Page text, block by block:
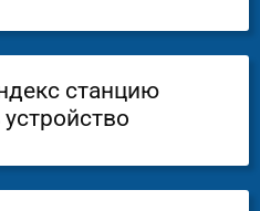
станцию